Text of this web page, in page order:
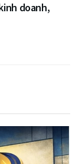
doanh,